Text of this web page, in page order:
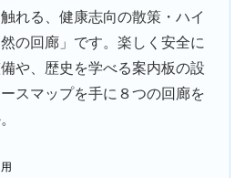
れる、健康志向の散策・ハイ
の回廊」です。楽しく安全に
や、歴史を学べる案内板の設
スマップを手に８つの回廊を